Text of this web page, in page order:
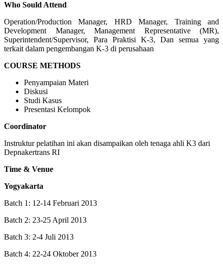
Who Sould Attend
Operation/Production Manager, HRD Manager, Training and
Development Manager, Management Representative (MR),
Superintendent/Supervisor, Para Praktisi K-3, Dan semua yang
terkait dalam pengembangan K-3 di perusahaan
COURSE METHODS
Penyampaian Materi
Diskusi
Studi Kasus
Presentasi Kelompok
Coordinator
Instruktur pelatihan ini akan disampaikan oleh tenaga ahli K3 dari
Depnakertrans RI
Time & Venue
Yogyakarta
Batch 1: 12-14 Februari 2013
Batch 2: 23-25 April 2013
Batch 3: 2-4 Juli 2013
Batch 4: 22-24 Oktober 2013